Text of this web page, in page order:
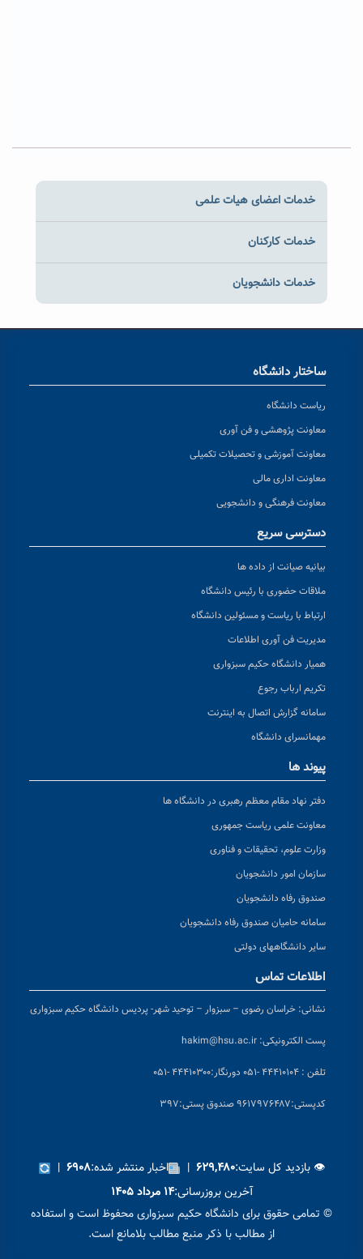
خدمات اعضای هیات علمی
خدمات کارکنان
خدمات دانشجویان
ساختار دانشگاه
ریاست دانشگاه
معاونت پژوهشی و فن آوری
معاونت آموزشی و تحصیلات تکمیلی
معاونت اداری مالی
معاونت فرهنگی و دانشجویی
دسترسی سریع
بیانیه صیانت از داده ها
ملاقات حضوری با رئیس دانشگاه
ارتباط با ریاست و مسئولین دانشگاه
مدیریت فن آوری اطلاعات
همیار دانشگاه حکیم سبزواری
تکریم ارباب رجوع
سامانه گزارش اتصال به اینترنت
مهمانسرای دانشگاه
پیوند ها
دفتر نهاد مقام معظم رهبری در دانشگاه ها
معاونت علمی ریاست جمهوری
وزارت علوم، تحقیقات و فناوری
سازمان امور دانشجویان
صندوق رفاه دانشجویان
سامانه حامیان صندوق رفاه دانشجویان
سایر دانشگاههای دولتی
اطلاعات تماس
نشانی: خراسان رضوی – سبزوار – توحید شهر- پردیس دانشگاه حکیم سبزواری
پست الکترونیکی: hakim@hsu.ac.ir
تلفن : ۴۴۴۱۰۱۰۴ -۰۵۱ دورنگار:۴۴۴۱۰۳۰۰ -۰۵۱
کدپستی:۹۶۱۷۹۷۶۴۸۷ صندوق پستی:۳۹۷
👁 بازدید کل سایت:۶۲۹,۴۸۰ | اخبار منتشر شده:۶۹۰۸ |
آخرین بروزرسانی:۱۴ مرداد ۱۴۰۵
© تمامی حقوق برای دانشگاه حکیم سبزواری محفوظ است و استفاده
از مطالب با ذکر منبع مطالب بلامانع است.